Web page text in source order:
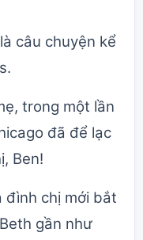
là câu chuyện kể
trong một lần
đã để lạc
Ben!
đình chị mới bắt
gần như